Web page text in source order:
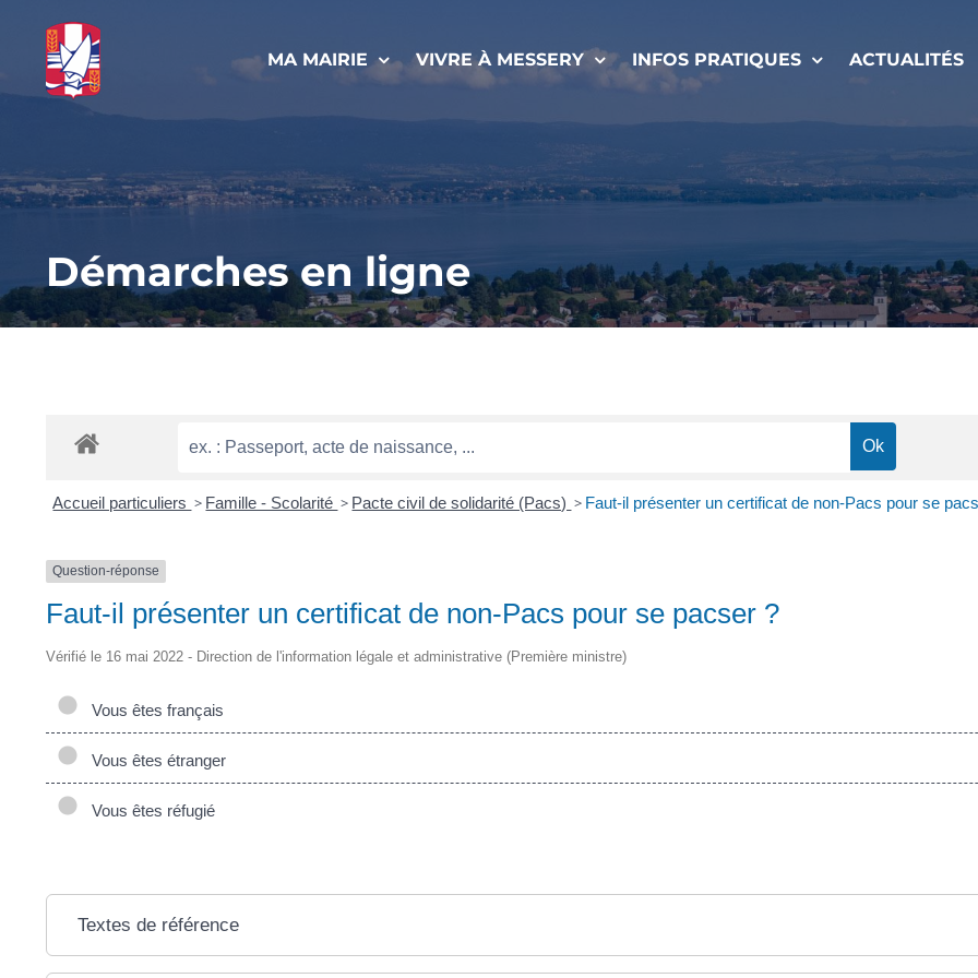
contenu
MA MAIRIE VIVRE À MESSERY INFOS PRATIQUES ACTUALITÉS
Démarches en ligne
Accueil particuliers > Famille - Scolarité > Pacte civil de solidarité (Pacs) > Faut-il présenter un certificat de non-Pacs pour se
Question-réponse
Faut-il présenter un certificat de non-Pacs pour se pacser ?
Vérifié le 16 mai 2022 - Direction de l'information légale et administrative (Première ministre)
Vous êtes français
Vous êtes étranger
Vous êtes réfugié
Textes de référence